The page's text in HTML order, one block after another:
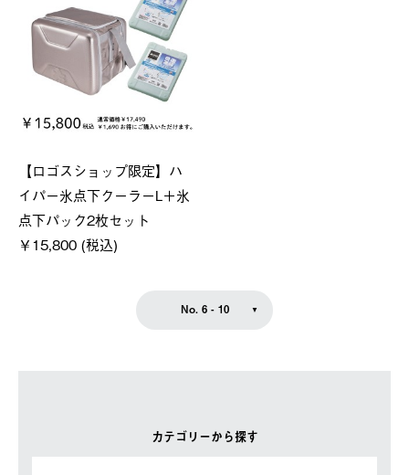
カテゴリーから探す
【ロゴスショップ限定】ハ
イパー氷点下クーラーL＋氷
点下パック2枚セット
￥15,800 (税込)
No. 6 - 10